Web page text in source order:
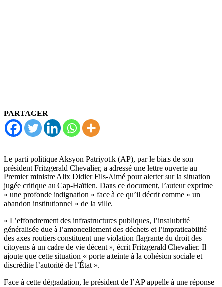
PARTAGER
Le parti politique Aksyon Patriyotik (AP), par le biais de son
président Fritzgerald Chevalier, a adressé une lettre ouverte au
Premier ministre Alix Didier Fils-Aimé pour alerter sur la situation
jugée critique au Cap-Haïtien. Dans ce document, l’auteur exprime
« une profonde indignation » face à ce qu’il décrit comme « un
abandon institutionnel » de la ville.
« L’effondrement des infrastructures publiques, l’insalubrité
généralisée due à l’amoncellement des déchets et l’impraticabilité
des axes routiers constituent une violation flagrante du droit des
citoyens à un cadre de vie décent », écrit Fritzgerald Chevalier. Il
ajoute que cette situation « porte atteinte à la cohésion sociale et
discrédite l’autorité de l’État ».
Face à cette dégradation, le président de l’AP appelle à une réponse